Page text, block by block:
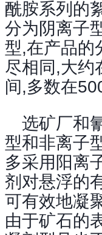
酰胺系列的
分为阴离子
型,在产品的
尽相同,大约
间,多数在
选矿厂和
型和非离子
多采用阳离
剂对悬浮的
可有效地凝
由于矿石的